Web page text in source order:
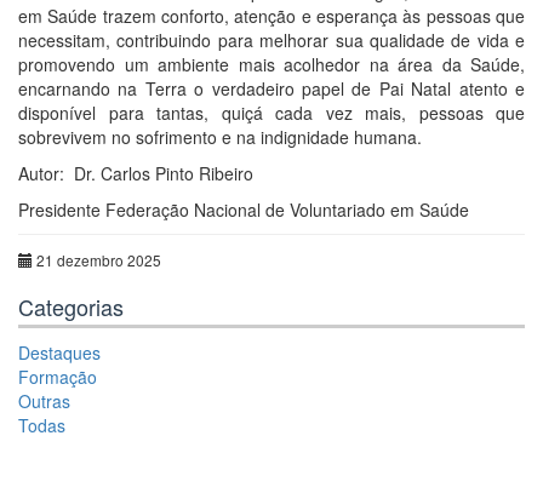
em Saúde trazem conforto, atenção e esperança às pessoas que
necessitam, contribuindo para melhorar sua qualidade de vida e
promovendo um ambiente mais acolhedor na área da Saúde,
encarnando na Terra o verdadeiro papel de Pai Natal atento e
disponível para tantas, quiçá cada vez mais, pessoas que
sobrevivem no sofrimento e na indignidade humana.
Autor: Dr. Carlos Pinto Ribeiro
Presidente Federação Nacional de Voluntariado em Saúde
21 dezembro 2025
Categorias
Destaques
Formação
Outras
Todas